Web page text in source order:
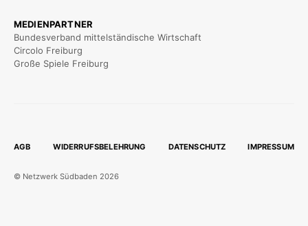
MEDIENPARTNER
Bundesverband mittelständische Wirtschaft
Circolo Freiburg
Große Spiele Freiburg
AGB WIDERRUFSBELEHRUNG DATENSCHUTZ IMPRESSUM
© Netzwerk Südbaden 2026